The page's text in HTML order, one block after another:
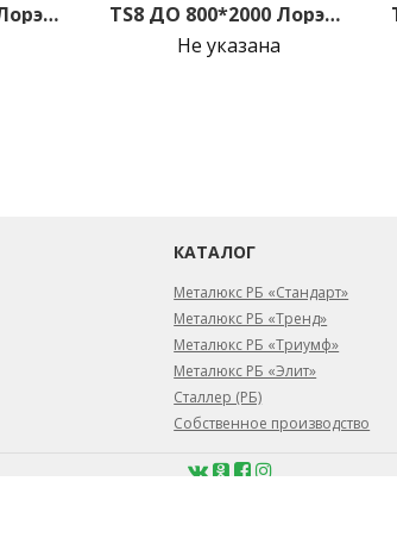
TS5 ДО 800*2000 Лорэт белый
TS8 ДО 800*2000 Лорэт белый
Не указана
КАТАЛОГ
Металюкс РБ «Стандарт»
Металюкс РБ «Тренд»
Металюкс РБ «Триумф»
Металюкс РБ «Элит»
Сталлер (РБ)
Собственное производство